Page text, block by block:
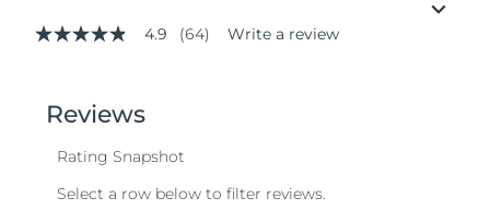
4.9
stars,
average
value.
4.9 (64) Write a review